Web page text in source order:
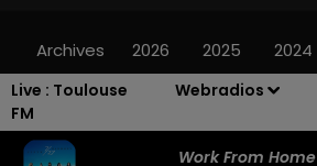
Live : Toulouse
FM
Webradios
Work From Home
Archives 2026 2025 2024